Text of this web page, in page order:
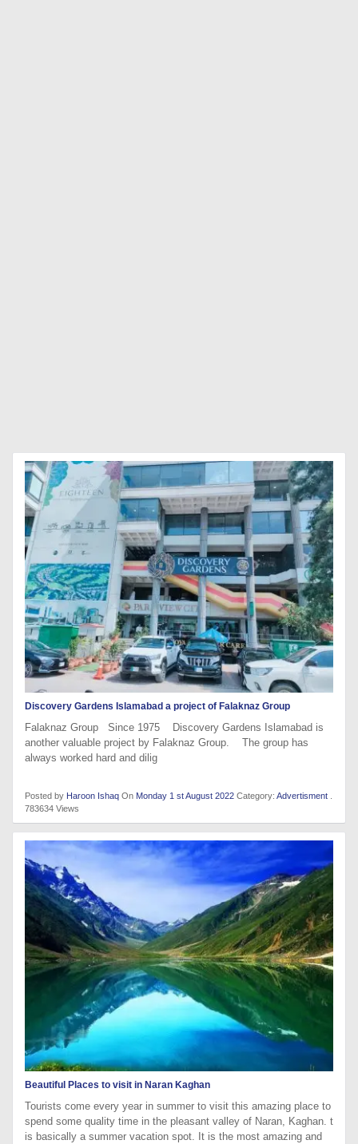
Discovery Gardens Islamabad a project of Falaknaz Group
Falaknaz Group Since 1975 Discovery Gardens Islamabad is
another valuable project by Falaknaz Group. The group has
always worked hard and dilig
Posted by Haroon Ishaq On Monday 1 st August 2022 Category: Advertisment
783634 Views
Beautiful Places to visit in Naran Kaghan
Tourists come every year in summer to visit this amazing place to
spend some quality time in the pleasant valley of Naran, Kaghan. t
is basically a summer vacation spot. It is the most amazing and